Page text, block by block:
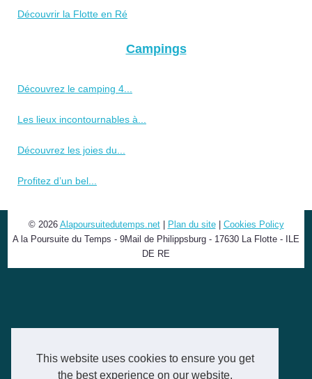
This website uses cookies to ensure you get
the best experience on our website.
Découvrir la Flotte en Ré
Campings
Découvrez le camping 4...
Les lieux incontournables à...
Découvrez les joies du...
Profitez d’un bel...
© 2026 Alapoursuitedutemps.net| Plan du site| Cookies Policy
A la Poursuite du Temps - 9Mail de Philippsburg - 17630 La Flotte - ILE
DE RE